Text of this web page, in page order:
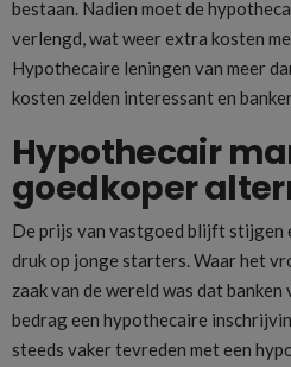
bestaan. Nadien moet de
verlengd, wat weer extra kosten
Hypothecaire leningen van meer
kosten zelden interessant en
Hypothecair
goedkoper
De prijs van vastgoed blijft stijgen
druk op jonge starters. Waar het
zaak van de wereld was dat
bedrag een hypothecaire
steeds vaker tevreden met een